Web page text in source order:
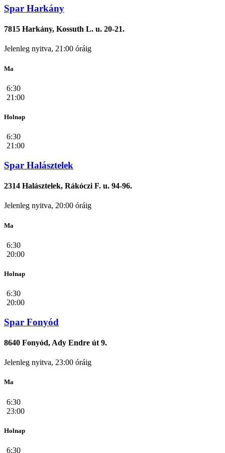
Spar Harkány
7815 Harkány, Kossuth L. u. 20-21.
Jelenleg nyitva, 21:00 óráig
Ma
6:30
21:00
Holnap
6:30
21:00
Spar Halásztelek
2314 Halásztelek, Rákóczi F. u. 94-96.
Jelenleg nyitva, 20:00 óráig
Ma
6:30
20:00
Holnap
6:30
20:00
Spar Fonyód
8640 Fonyód, Ady Endre út 9.
Jelenleg nyitva, 23:00 óráig
Ma
6:30
23:00
Holnap
6:30